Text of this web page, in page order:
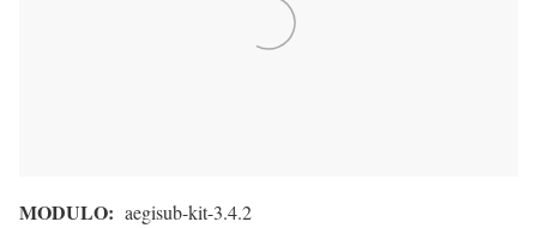
MODULO: aegisub-kit-3.4.2